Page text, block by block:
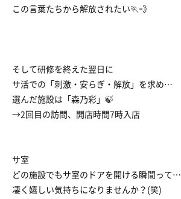
この言葉たちから解放されたい🏃💨
そして研修を終えた翌日に
サ活での「刺激・安らぎ・解放」を求め…
選んだ施設は「森乃彩」🍃
→2回目の訪問、開店時間7時入店
サ室
どの施設でもサ室のドアを開ける瞬間って…
凄く嬉しい気持ちになりませんか？(笑)